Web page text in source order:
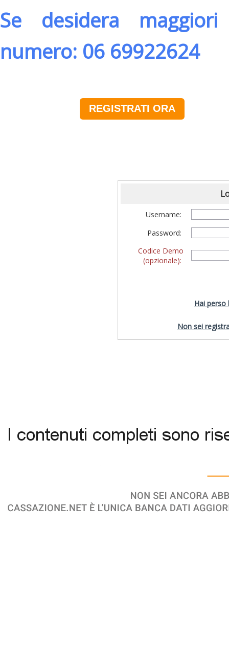
Se desidera
numero: 06 69922624
REGISTRATI ORA
Username:
Password:
Codice Demo
(opzionale):
Hai perso
Non sei